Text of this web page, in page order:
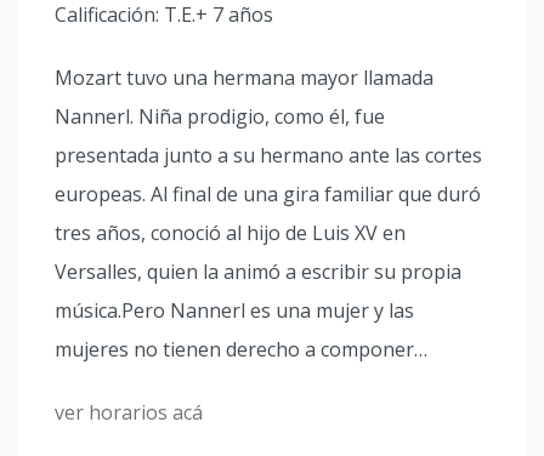
Calificación: T.E.+ 7 años
Mozart tuvo una hermana mayor llamada
Nannerl. Niña prodigio, como él, fue
presentada junto a su hermano ante las cortes
europeas. Al final de una gira familiar que duró
tres años, conoció al hijo de Luis XV en
Versalles, quien la animó a escribir su propia
música.Pero Nannerl es una mujer y las
mujeres no tienen derecho a componer…
ver horarios acá